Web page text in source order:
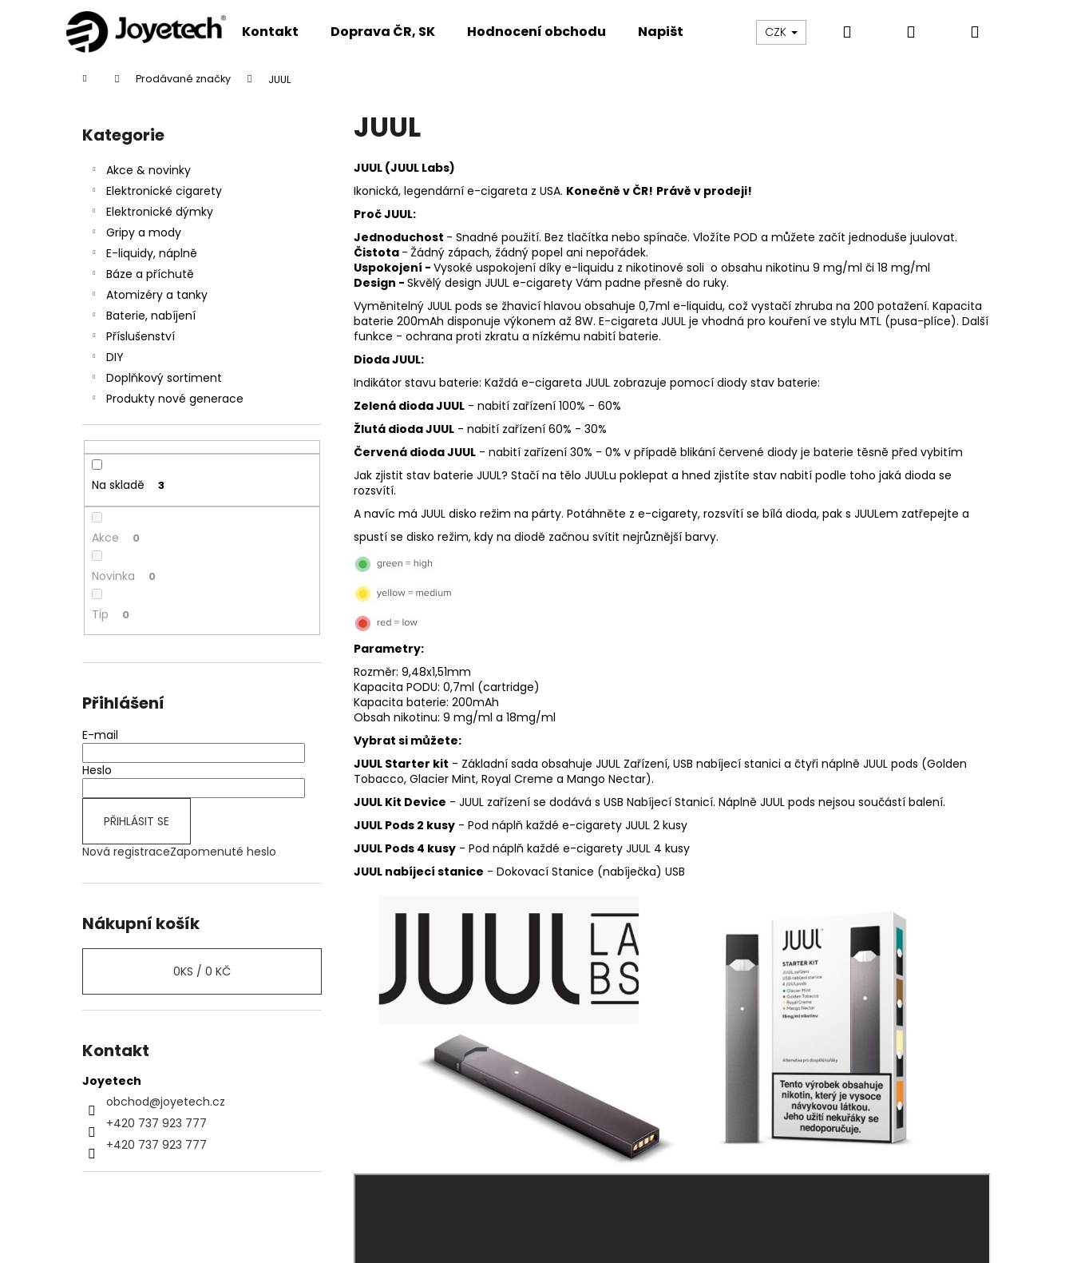
Kontakt Doprava ČR, SK Hodnocení obchodu Napište nám Sledování zásilek Obchodní podmínky
CZK Hledat PřihlášeníNákupní
Domů Prodávané značky JUUL
Přeskočit
kategorie
Kategorie
Akce & novinky
Elektronické cigarety
Elektronické dýmky
Gripy a mody
E-liquidy, náplně
Báze a příchutě
Atomizéry a tanky
Baterie, nabíjení
Příslušenství
DIY
Doplňkový sortiment
Produkty nové generace
Na skladě 3
Akce 0
Novinka 0
Tip 0
Přihlášení
E-mail
Heslo
PŘIHLÁSIT SE
Nová registraceZapomenuté heslo
Nákupní košík
0KS / 0 KČ
Kontakt
Joyetech
obchod@joyetech.cz
+420 737 923 777
+420 737 923 777
JUUL
JUUL (JUUL Labs)
Ikonická, legendární e-cigareta z USA. Konečně v ČR! Právě v prodeji!
Proč JUUL:
Jednoduchost - Snadné použití. Bez tlačítka nebo spínače. Vložíte POD a můžete začít jednoduše juulovat.
Čistota - Žádný zápach, žádný popel ani nepořádek.
Uspokojení - Vysoké uspokojení díky e-liquidu z nikotinové soli o obsahu nikotinu 9 mg/ml či 18 mg/ml
Design - Skvělý design JUUL e-cigarety Vám padne přesně do ruky.
Vyměnitelný JUUL pods se žhavicí hlavou obsahuje 0,7ml e-liquidu, což vystačí zhruba na 200 potažení. Kapacita
baterie 200mAh disponuje výkonem až 8W. E-cigareta JUUL je vhodná pro kouření ve stylu MTL (pusa-plíce). Další
funkce - ochrana proti zkratu a nízkému nabití baterie.
Dioda JUUL:
Indikátor stavu baterie: Každá e-cigareta JUUL zobrazuje pomocí diody stav baterie:
Zelená dioda JUUL - nabití zařízení 100% - 60%
Žlutá dioda JUUL - nabití zařízení 60% - 30%
Červená dioda JUUL - nabití zařízení 30% - 0% v případě blikání červené diody je baterie těsně před vybitím
Jak zjistit stav baterie JUUL? Stačí na tělo JUULu poklepat a hned zjistíte stav nabití podle toho jaká dioda se
rozsvítí.
A navíc má JUUL disko režim na párty. Potáhněte z e-cigarety, rozsvítí se bílá dioda, pak s JUULem zatřepejte a
spustí se disko režim, kdy na diodě začnou svítit nejrůznější barvy.
Parametry:
Rozměr: 9,48x1,51mm
Kapacita PODU: 0,7ml (cartridge)
Kapacita baterie: 200mAh
Obsah nikotinu: 9 mg/ml a 18mg/ml
Vybrat si můžete:
JUUL Starter kit - Základní sada obsahuje JUUL Zařízení, USB nabíjecí stanici a čtyři náplně JUUL pods (Golden
Tobacco, Glacier Mint, Royal Creme a Mango Nectar).
JUUL Kit Device - JUUL zařízení se dodává s USB Nabíjecí Stanicí. Náplně JUUL pods nejsou součástí balení.
JUUL Pods 2 kusy - Pod náplň každé e-cigarety JUUL 2 kusy
JUUL Pods 4 kusy - Pod náplň každé e-cigarety JUUL 4 kusy
JUUL nabíjecí stanice - Dokovací Stanice (nabíječka) USB
Zpět
Zpět
Doporučujeme
Následující
JOYETECH BF SS316 ATOMIZER 0,6OHM
57 Kč
LIQUID DEKANG PINEAPPLE 10ML - 11MG
(ANANAS)
195 Kč
CARTRIDGE - WATERMELON - 20MG -
2KS
189 Kč